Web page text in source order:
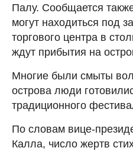
Палу. Сообщается
могут находиться под
торгового центра в
ждут прибытия на
Многие были смыты
острова люди
традиционного
По словам вице-
Калла, число жертв